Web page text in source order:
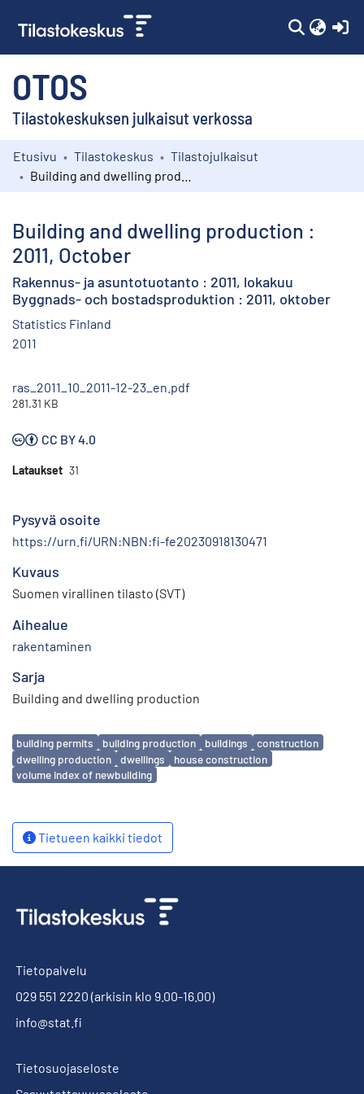
OTOS
Tilastokeskuksen julkaisut verkossa
Kokoelmat
Etusivu Tilastokeskus
Tilastojulkaisut
Building and dwelling production :
2011, October
Rakennus- ja asuntotuotanto : 2011, lokakuu
Byggnads- och bostadsproduktion : 2011, oktober
Statistics Finland
2011
ras_2011_10_2011-12-23_en.pdf
281.31 KB
CC BY 4.0
Lataukset 31
Pysyvä osoite
https://urn.fi/URN:NBN:fi-fe20230918130471
Kuvaus
Suomen virallinen tilasto (SVT)
Aihealue
rakentaminen
Sarja
Building and dwelling production
Avainsanat
building permits building production buildings
construction
dwelling production
dwellings
house construction
volume index of newbuilding
Tietueen kaikki tiedot
Tietopalvelu
029 551 2220 (arkisin klo 9.00-16.00)
info@stat.fi
Tietosuojaseloste